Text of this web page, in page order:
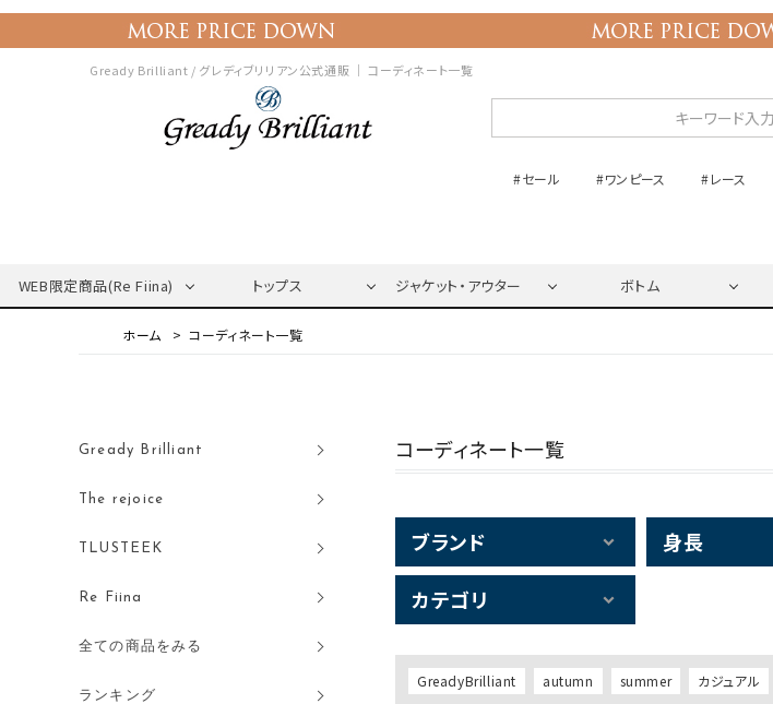
Gready Brilliant / グレディブリリアン公式通販 ｜ コーディネート一覧
#セール #ワンピース #レース
WEB限定商品(Re Fiina) トップス ジャケット・アウター ボトム
コーディネート一覧
Gready Brilliant
The rejoice
TLUSTEEK
Re Fiina
全ての商品をみる
ランキング
コーディネート一覧
ブランド 身長
カテゴリ
GreadyBrilliant autumn summer カジュアル